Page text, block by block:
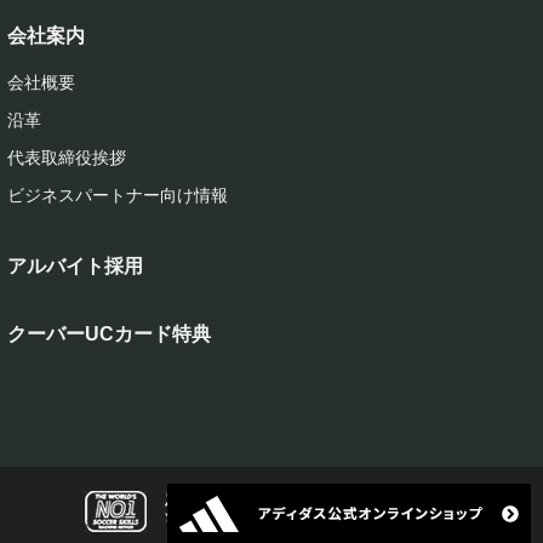
会社案内
会社概要
沿革
代表取締役挨拶
ビジネスパートナー向け情報
アルバイト採用
クーバーUCカード特典